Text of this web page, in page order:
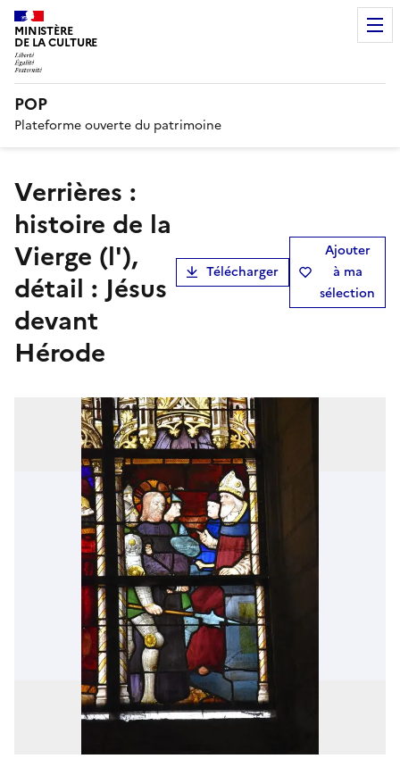
MINISTÈRE
DE LA CULTURE
POP
Plateforme ouverte du patrimoine
verrières :
histoire de la
Vierge (l'),
détail : Jésus
devant
Hérode
Télécharger
Ajouter
à ma
sélection